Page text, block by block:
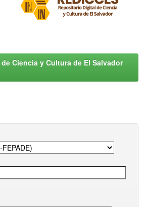
Ciencia y Cultura de El Salvador